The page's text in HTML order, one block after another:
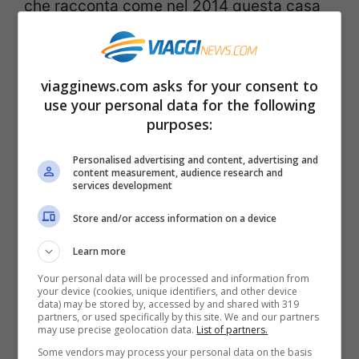
che racconta come nel 2014 questa casa
fu acquistata da
persino avuto una piccola parte nella serie
(Mary interpretava Alice Tremond che apre
la porta a Dale Cooper e Laura Palmer
ha acquistato la casa ha dichiarato di
averlo fatto semplicemente perché le
piaceva la zona e l’abitazione, senza
pensare al fatto che i fan negli anni
avrebbero potuto riconoscere quella
abitazione come un vero e proprio luogo di
culto.
viagginews.com asks for your consent to
use your personal data for the following
purposes:
Personalised advertising and content, advertising and
content measurement, audience research and
services development
Store and/or access information on a device
Learn more
Your personal data will be processed and information from
your device (cookies, unique identifiers, and other device
data) may be stored by, accessed by and shared with 319
partners, or used specifically by this site. We and our partners
may use precise geolocation data. List of partners.
Some vendors may process your personal data on the basis